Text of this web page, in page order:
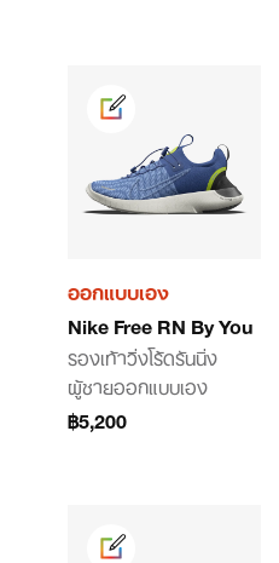
ออกแบบเอง
Nike Free RN By You
รองเท้าวิ่งโร้ดรันนิ่ง
ผู้ชายออกแบบเอง
฿5,200